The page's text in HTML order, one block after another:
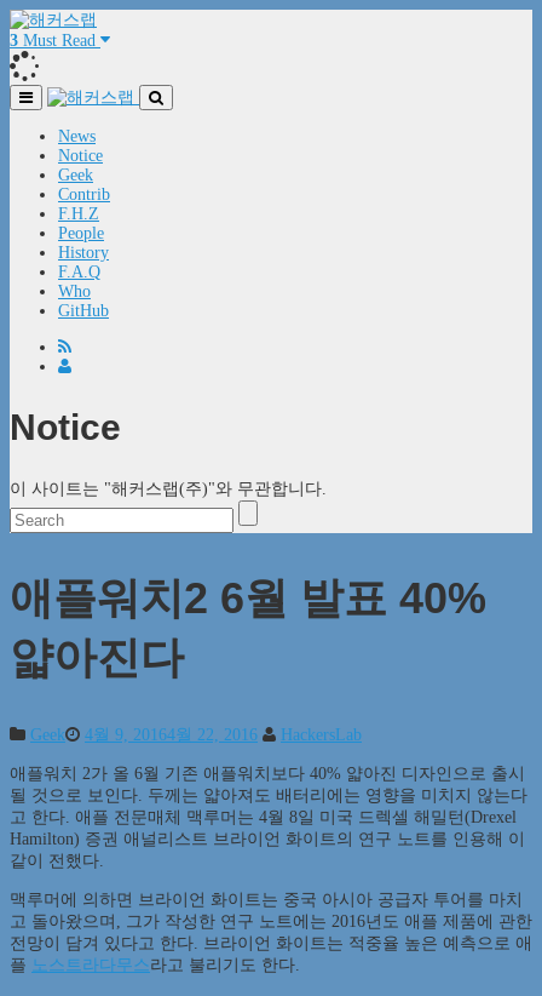
3 Must Read
News
Notice
Geek
Contrib
F.H.Z
People
History
F.A.Q
Who
GitHub
Notice
이 사이트는 "해커스랩(주)"와 무관합니다.
애플워치2 6월 발표 40%
얇아진다
Geek 4월 9, 20164월 22, 2016 HackersLab
애플워치 2가 올 6월 기존 애플워치보다 40% 얇아진 디자인으로 출시
될 것으로 보인다. 두께는 얇아져도 배터리에는 영향을 미치지 않는다
고 한다. 애플 전문매체 맥루머는 4월 8일 미국 드렉셀 해밀턴(Drexel
Hamilton) 증권 애널리스트 브라이언 화이트의 연구 노트를 인용해 이
같이 전했다.
맥루머에 의하면 브라이언 화이트는 중국 아시아 공급자 투어를 마치
고 돌아왔으며, 그가 작성한 연구 노트에는 2016년도 애플 제품에 관한
전망이 담겨 있다고 한다. 브라이언 화이트는 적중율 높은 예측으로 애
플 노스트라다무스라고 불리기도 한다.